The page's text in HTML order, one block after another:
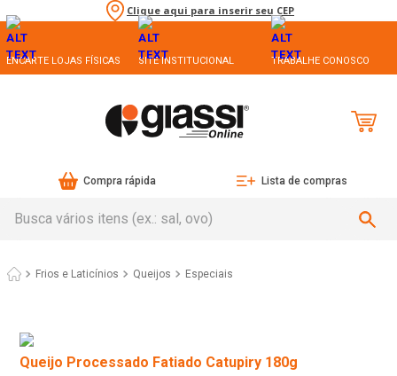
Clique aqui para inserir seu CEP
ENCARTE LOJAS FÍSICAS SITE INSTITUCIONAL TRABALHE CONOSCO
Compra rápida Lista de compras
Frios e Laticínios Queijos Especiais
Queijo Processado Fatiado Catupiry 180g